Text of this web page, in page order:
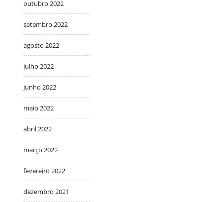
outubro 2022
setembro 2022
agosto 2022
julho 2022
junho 2022
maio 2022
abril 2022
março 2022
fevereiro 2022
dezembro 2021